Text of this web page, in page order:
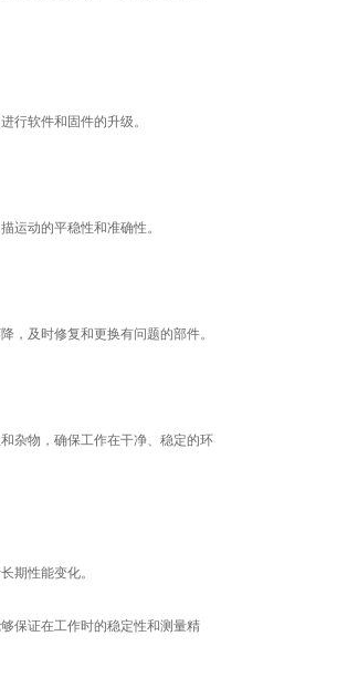
软件和固件的升级。
动的平稳性和准确性。
及时修复和更换有问题的部件。
杂物，确保工作在干净、稳定的环
期性能变化。
保证在工作时的稳定性和测量精